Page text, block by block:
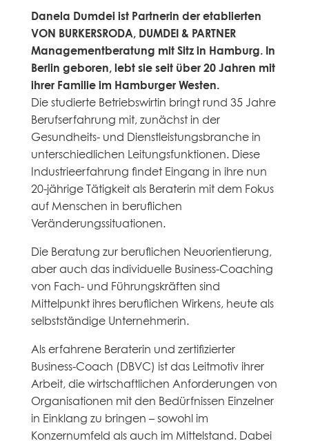
Danela Dumdei ist Partnerin der etablierten
VON BURKERSRODA, DUMDEI & PARTNER
Managementberatung mit Sitz in Hamburg. In
Berlin geboren, lebt sie seit über 20 Jahren mit
ihrer Familie im Hamburger Westen.
Die studierte Betriebswirtin bringt rund 35 Jahre
Berufserfahrung mit, zunächst in der
Gesundheits- und Dienstleistungsbranche in
unterschiedlichen Leitungsfunktionen. Diese
Industrieerfahrung findet Eingang in ihre nun
20-jährige Tätigkeit als Beraterin mit dem Fokus
auf Menschen in beruflichen
Veränderungssituationen.
Die Beratung zur beruflichen Neuorientierung,
aber auch das individuelle Business-Coaching
von Fach- und Führungskräften sind
Mittelpunkt ihres beruflichen Wirkens, heute als
selbstständige Unternehmerin.
Als erfahrene Beraterin und zertifizierter
Business-Coach (DBVC) ist das Leitmotiv ihrer
Arbeit, die wirtschaftlichen Anforderungen von
Organisationen mit den Bedürfnissen Einzelner
in Einklang zu bringen – sowohl im
Konzernumfeld als auch im Mittelstand. Dabei